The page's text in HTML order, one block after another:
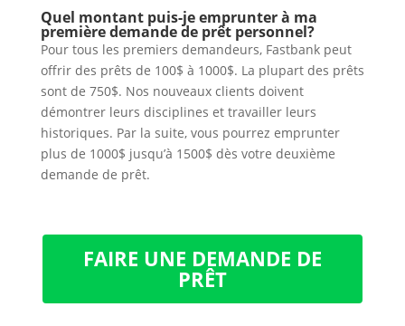
Quel montant puis-je emprunter à ma
première demande de prêt personnel?
Pour tous les premiers demandeurs, Fastbank peut
offrir des prêts de 100$ à 1000$. La plupart des prêts
sont de 750$. Nos nouveaux clients doivent
démontrer leurs disciplines et travailler leurs
historiques. Par la suite, vous pourrez emprunter
plus de 1000$ jusqu’à 1500$ dès votre deuxième
demande de prêt.
FAIRE UNE DEMANDE DE
PRÊT